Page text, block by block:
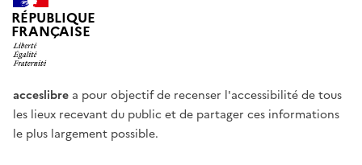
RÉPUBLIQUE
FRANÇAISE
acceslibre a pour objectif de recenser l'accessibilité de tous
les lieux recevant du public et de partager ces informations
le plus largement possible.